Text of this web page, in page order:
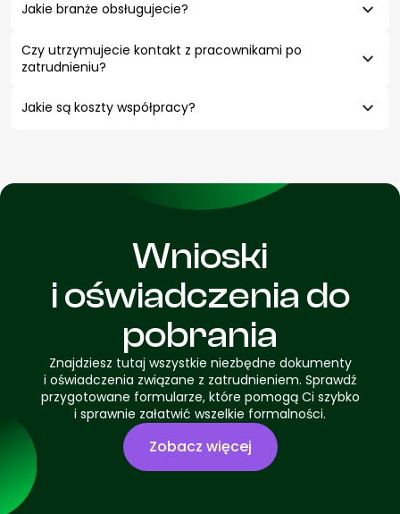
Jakie branże obsługujecie?
Czy utrzymujecie kontakt z pracownikami po
zatrudnieniu?
Jakie są koszty współpracy?
Wnioski
i oświadczenia do
pobrania
Znajdziesz tutaj wszystkie niezbędne dokumenty
i oświadczenia związane z zatrudnieniem. Sprawdź
przygotowane formularze, które pomogą Ci szybko
i sprawnie załatwić wszelkie formalności.
Zobacz więcej